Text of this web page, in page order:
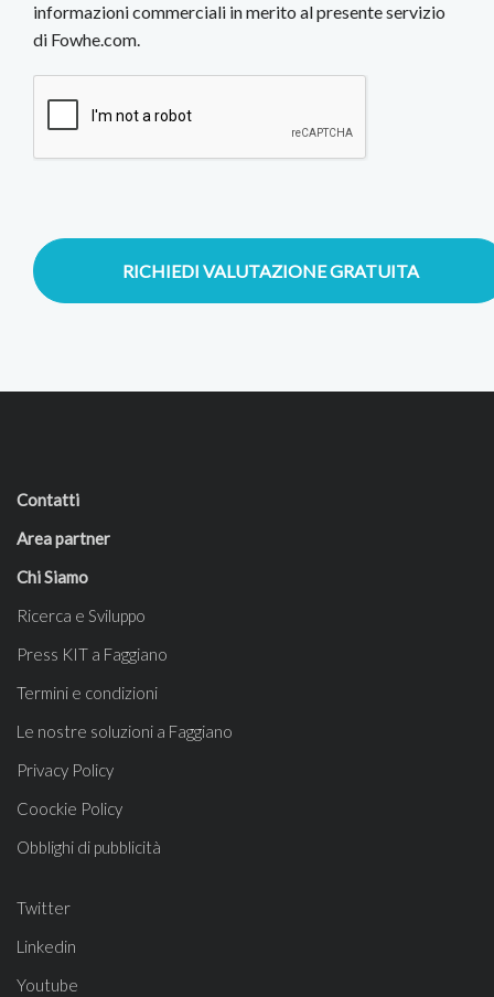
informazioni commerciali in merito al presente servizio
di Fowhe.com.
RICHIEDI VALUTAZIONE GRATUITA
Contatti
Area partner
Chi Siamo
Ricerca e Sviluppo
Press KIT a Faggiano
Termini e condizioni
Le nostre soluzioni a Faggiano
Privacy Policy
Coockie Policy
Obblighi di pubblicità
Twitter
Linkedin
Youtube